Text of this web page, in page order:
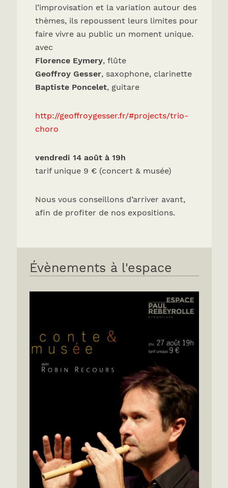
l’improvisation et la variation autour des
thèmes, ils repoussent leurs limites pour
faire vivre au public un moment unique.
avec
Florence Eymery, flûte
Geoffroy Gesser, saxophone, clarinette
Baptiste Poncelet, guitare
http://geoffroygesser.fr/#projects/trio-
choro
vendredi 14 août à 19h
tarif unique 9 € (concert & musée)
Nous vous conseillons d’arriver avant,
afin de profiter de nos expositions.
Évènements à l'espace